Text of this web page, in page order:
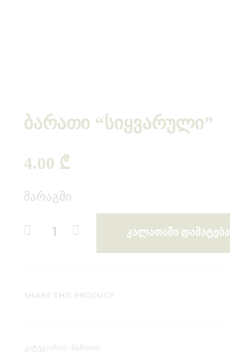
ბარათი “სიყვარული”
4.00 ₾
მარაგში
ᲙᲐᲚᲐᲗᲐᲨᲘ ᲓᲐᲛᲐᲢᲔᲑᲐ